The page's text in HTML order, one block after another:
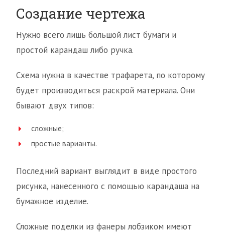
Создание чертежа
Нужно всего лишь большой лист бумаги и
простой карандаш либо ручка.
Схема нужна в качестве трафарета, по которому
будет производиться раскрой материала. Они
бывают двух типов:
сложные;
простые варианты.
Последний вариант выглядит в виде простого
рисунка, нанесенного с помощью карандаша на
бумажное изделие.
Сложные поделки из фанеры лобзиком имеют